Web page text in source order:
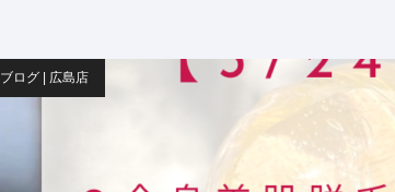
ブログ | 広島店